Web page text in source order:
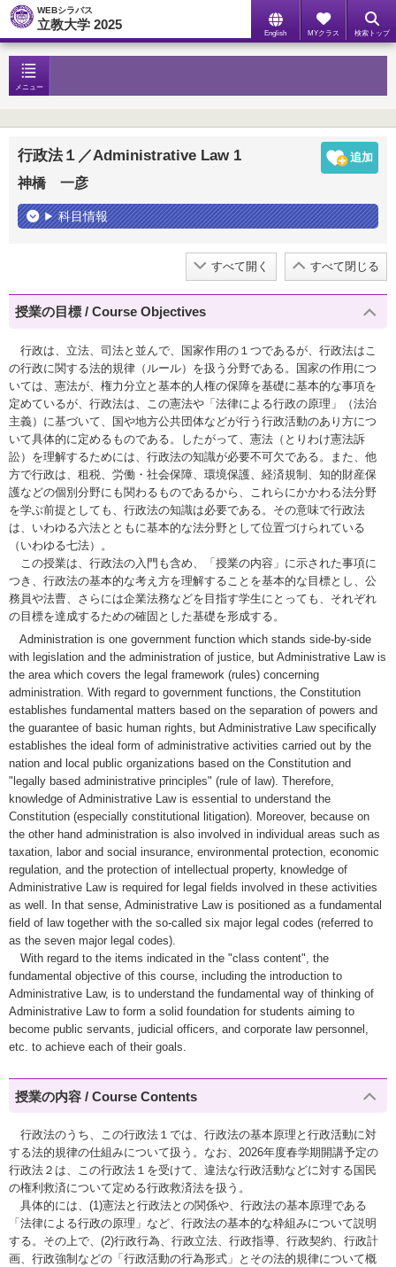
WEBシラバス
立教大学 2025
English MYクラス 検索トップ
メニュー
行政法１／Administrative Law 1
神橋 一彦
科目情報
すべて開く すべて閉じる
授業の目標 / Course Objectives
行政は、立法、司法と並んで、国家作用の１つであるが、行政法はこ
の行政に関する法的規律（ルール）を扱う分野である。国家の作用につ
いては、憲法が、権力分立と基本的人権の保障を基礎に基本的な事項を
定めているが、行政法は、この憲法や「法律による行政の原理」（法治
主義）に基づいて、国や地方公共団体などが行う行政活動のあり方につ
いて具体的に定めるものである。したがって、憲法（とりわけ憲法訴
訟）を理解するためには、行政法の知識が必要不可欠である。また、他
方で行政は、租税、労働・社会保障、環境保護、経済規制、知的財産保
護などの個別分野にも関わるものであるから、これらにかかわる法分野
を学ぶ前提としても、行政法の知識は必要である。その意味で行政法
は、いわゆる六法とともに基本的な法分野として位置づけられている
（いわゆる七法）。
この授業は、行政法の入門も含め、「授業の内容」に示された事項に
つき、行政法の基本的な考え方を理解することを基本的な目標とし、公
務員や法曹、さらには企業法務などを目指す学生にとっても、それぞれ
の目標を達成するための確固とした基礎を形成する。
Administration is one government function which stands side-by-side
with legislation and the administration of justice, but Administrative Law is
the area which covers the legal framework (rules) concerning
administration. With regard to government functions, the Constitution
establishes fundamental matters based on the separation of powers and
the guarantee of basic human rights, but Administrative Law specifically
establishes the ideal form of administrative activities carried out by the
nation and local public organizations based on the Constitution and
"legally based administrative principles" (rule of law). Therefore,
knowledge of Administrative Law is essential to understand the
Constitution (especially constitutional litigation). Moreover, because on
the other hand administration is also involved in individual areas such as
taxation, labor and social insurance, environmental protection, economic
regulation, and the protection of intellectual property, knowledge of
Administrative Law is required for legal fields involved in these activities
as well. In that sense, Administrative Law is positioned as a fundamental
field of law together with the so-called six major legal codes (referred to
as the seven major legal codes).
With regard to the items indicated in the "class content", the
fundamental objective of this course, including the introduction to
Administrative Law, is to understand the fundamental way of thinking of
Administrative Law to form a solid foundation for students aiming to
become public servants, judicial officers, and corporate law personnel,
etc. to achieve each of their goals.
授業の内容 / Course Contents
行政法のうち、この行政法１では、行政法の基本原理と行政活動に対
する法的規律の仕組みについて扱う。なお、2026年度春学期開講予定の
行政法２は、この行政法１を受けて、違法な行政活動などに対する国民
の権利救済について定める行政救済法を扱う。
具体的には、(1)憲法と行政法との関係や、行政法の基本原理である
「法律による行政の原理」など、行政法の基本的な枠組みについて説明
する。その上で、(2)行政行為、行政立法、行政指導、行政契約、行政計
画、行政強制などの「行政活動の行為形式」とその法的規律について概